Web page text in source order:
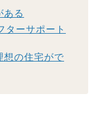
ある
ターサポート
想の住宅がで